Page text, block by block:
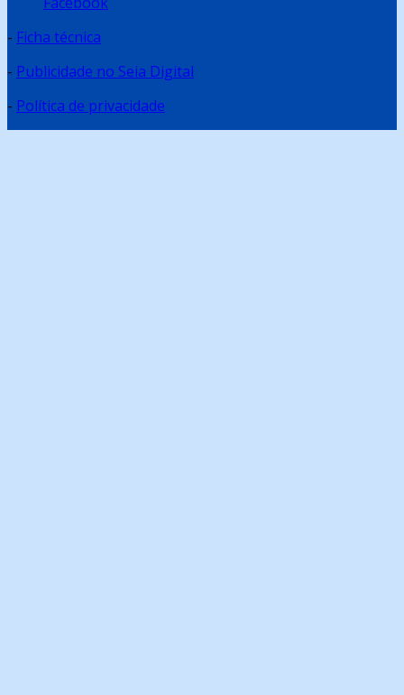
- Ficha técnica
- Publicidade no Seia Digital
- Política de privacidade